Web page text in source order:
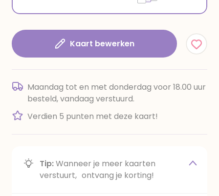
Kaart bewerken
Maandag tot en met donderdag voor 18.00 uur
besteld, vandaag verstuurd.
Verdien 5 punten met deze kaart!
Tip:Wanneer je meer kaarten
verstuurt, ontvang je korting!